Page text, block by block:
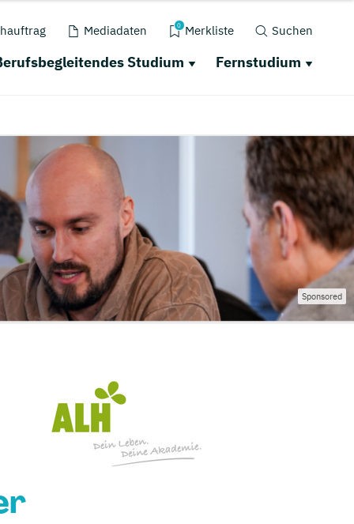
Mediadaten 0 Merkliste Suchen
Studium Fernstudium
Sponsored